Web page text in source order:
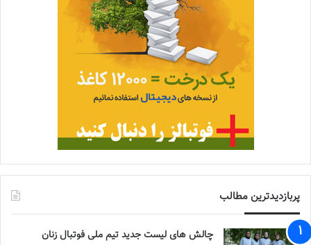
پربازدیدترین مطالب
چالش هاى ليست جدید تيم ملى فوتبال زنان